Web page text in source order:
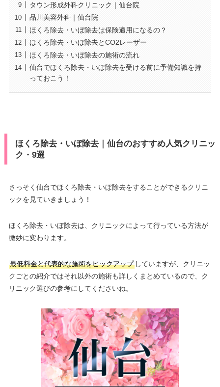
タウン形成外科クリニック｜仙台院
品川美容外科｜仙台院
ほくろ除去・いぼ除去は保険適用になるの？
ほくろ除去・いぼ除去とCO2レーザー
ほくろ除去・いぼ除去の施術の流れ
仙台でほくろ除去・いぼ除去を受ける前に予備知識を持
っておこう！
ほくろ除去・いぼ除去｜仙台のおすすめ人気クリニッ
ク・9選
さっそく仙台でほくろ除去・いぼ除去をすることができるクリニ
ックを見ていきましょう！
ほくろ除去・いぼ除去は、クリニックによって行っている方法が
微妙に変わります。
最低料金と代表的な施術をピックアップしていますが、クリニッ
クごとの紹介ではそれ以外の施術も詳しくまとめているので、ク
リニック選びの参考にしてくださいね。